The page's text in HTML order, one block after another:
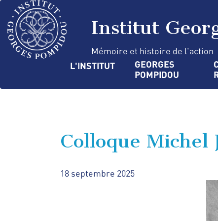
Aller
au
contenu
principal
Institut
Mémoire et histoire de l'action
Navigation
L'INSTITUT
GEORGES
POMPIDOU
Colloque
18 septembre 2025
Panneau de gestion des cookies